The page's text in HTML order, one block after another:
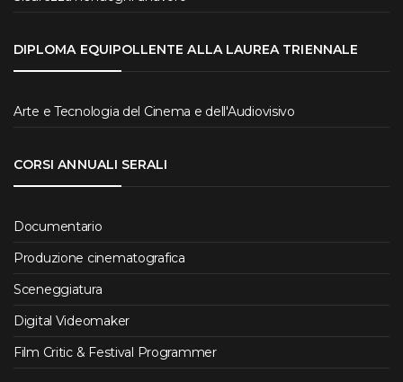
DIPLOMA EQUIPOLLENTE ALLA LAUREA TRIENNALE
Arte e Tecnologia del Cinema e dell'Audiovisivo
CORSI ANNUALI SERALI
Documentario
Produzione cinematografica
Sceneggiatura
Digital Videomaker
Film Critic & Festival Programmer